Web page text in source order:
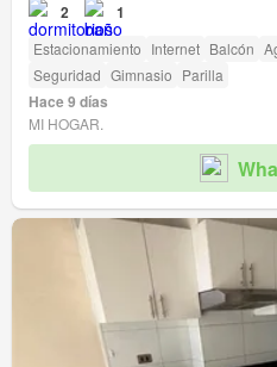
2 1
Estacionamiento Internet Balcón
Seguridad Gimnasio Parilla
Hace 9 días
MI HOGAR.